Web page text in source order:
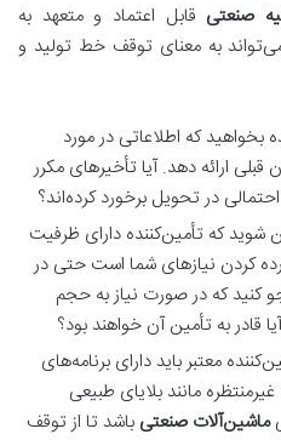
صنعتی قابل اعتماد و متعهد به
به معنای توقف خط تولید و
بخواهید که اطلاعاتی در مورد
ارائه دهد. آیا تأخیرهای مکرر
در تحویل برخورد کرده‌اند؟
شوید که تأمین‌کننده دارای ظرفیت
کردن نیازهای شما است حتی در
کنید که در صورت نیاز به حجم
قادر به تأمین آن خواهند بود؟
معتبر باید دارای برنامه‌های
مانند بلایای طبیعی
ماشین‌آلات صنعتی باشد تا از توقف